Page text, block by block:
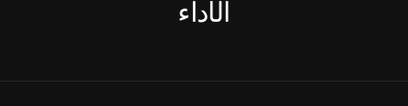
الأداء